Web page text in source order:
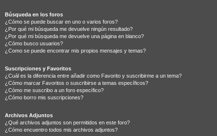
Búsqueda en los foros
¿Cómo se puede buscar en uno o varios foros?
¿Por qué mi búsqueda me devuelve ningún resultado?
¿Por qué mi búsqueda me devuelve una página en blanco?
¿Cómo busco usuarios?
¿Como se puede encontrar mis propios mensajes y temas?
Suscripciones y Favoritos
¿Cuál es la diferencia entre añadir como Favorito y suscribirme a un tema?
¿Cómo marcar Favoritos o suscribirse a temas específicos?
¿Cómo me suscribo a un foro específico?
¿Cómo borro mis suscripciones?
Archivos Adjuntos
¿Qué archivos adjuntos son permitidos en este foro?
¿Cómo encuentro todos mis archivos adjuntos?